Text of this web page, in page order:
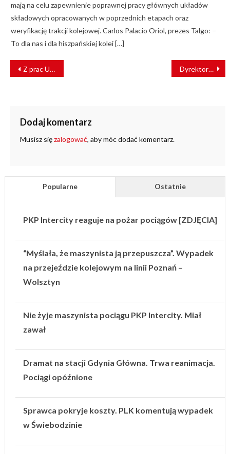
mają na celu zapewnienie poprawnej pracy głównych układów
składowych opracowanych w poprzednich etapach oraz
weryfikację trakcji kolejowej. Carlos Palacio Oriol, prezes Talgo: –
To dla nas i dla hiszpańskiej kolei […]
NAWIGACJA
WPISU
Z prac UIC-CRTS Dyrektor IK dołączył do Zarządu IRRB
Dodaj komentarz
Musisz sięzalogować, aby móc dodać komentarz.
Popularne Ostatnie
PKP Intercity reaguje na pożar pociągów [ZDJĘCIA]
“Myślała, że maszynista ją przepuszcza”. Wypadek
na przejeździe kolejowym na linii Poznań –
Wolsztyn
Nie żyje maszynista pociągu PKP Intercity. Miał
zawał
Dramat na stacji Gdynia Główna. Trwa reanimacja.
Pociągi opóźnione
Sprawca pokryje koszty. PLK komentują wypadek
w Świebodzinie